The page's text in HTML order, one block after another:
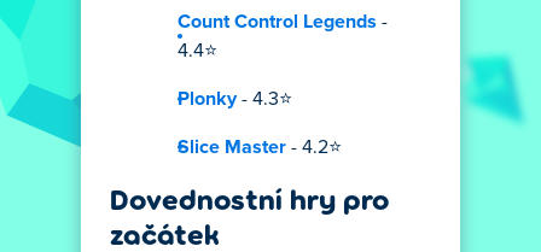
Count Control Legends -
4.4⭐
Plonky- 4.3⭐
Slice Master - 4.2⭐
Dovednostní hry pro
začátek